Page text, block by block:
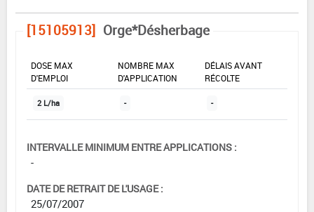
[15105913] Orge*Désherbage
DOSE MAX
D'EMPLOI
NOMBRE MAX
D'APPLICATION
DÉLAIS AVANT
RÉCOLTE
2 L/ha - -
INTERVALLE MINIMUM ENTRE APPLICATIONS :
-
DATE DE RETRAIT DE L'USAGE :
25/07/2007